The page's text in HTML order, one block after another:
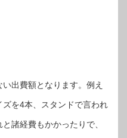
出費額となります。例え
を4本、スタンドで言われ
諸経費もかかったりで、